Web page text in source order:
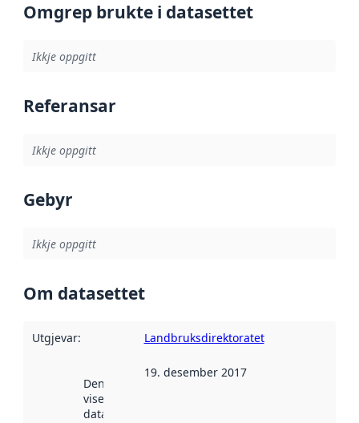
Omgrep brukte i datasettet
Ikkje oppgitt
Referansar
Ikkje oppgitt
Gebyr
Ikkje oppgitt
Om datasettet
Utgjevar: Landbruksdirektoratet
Denne datoen
viser når
datasettet vart
19. desember 2017